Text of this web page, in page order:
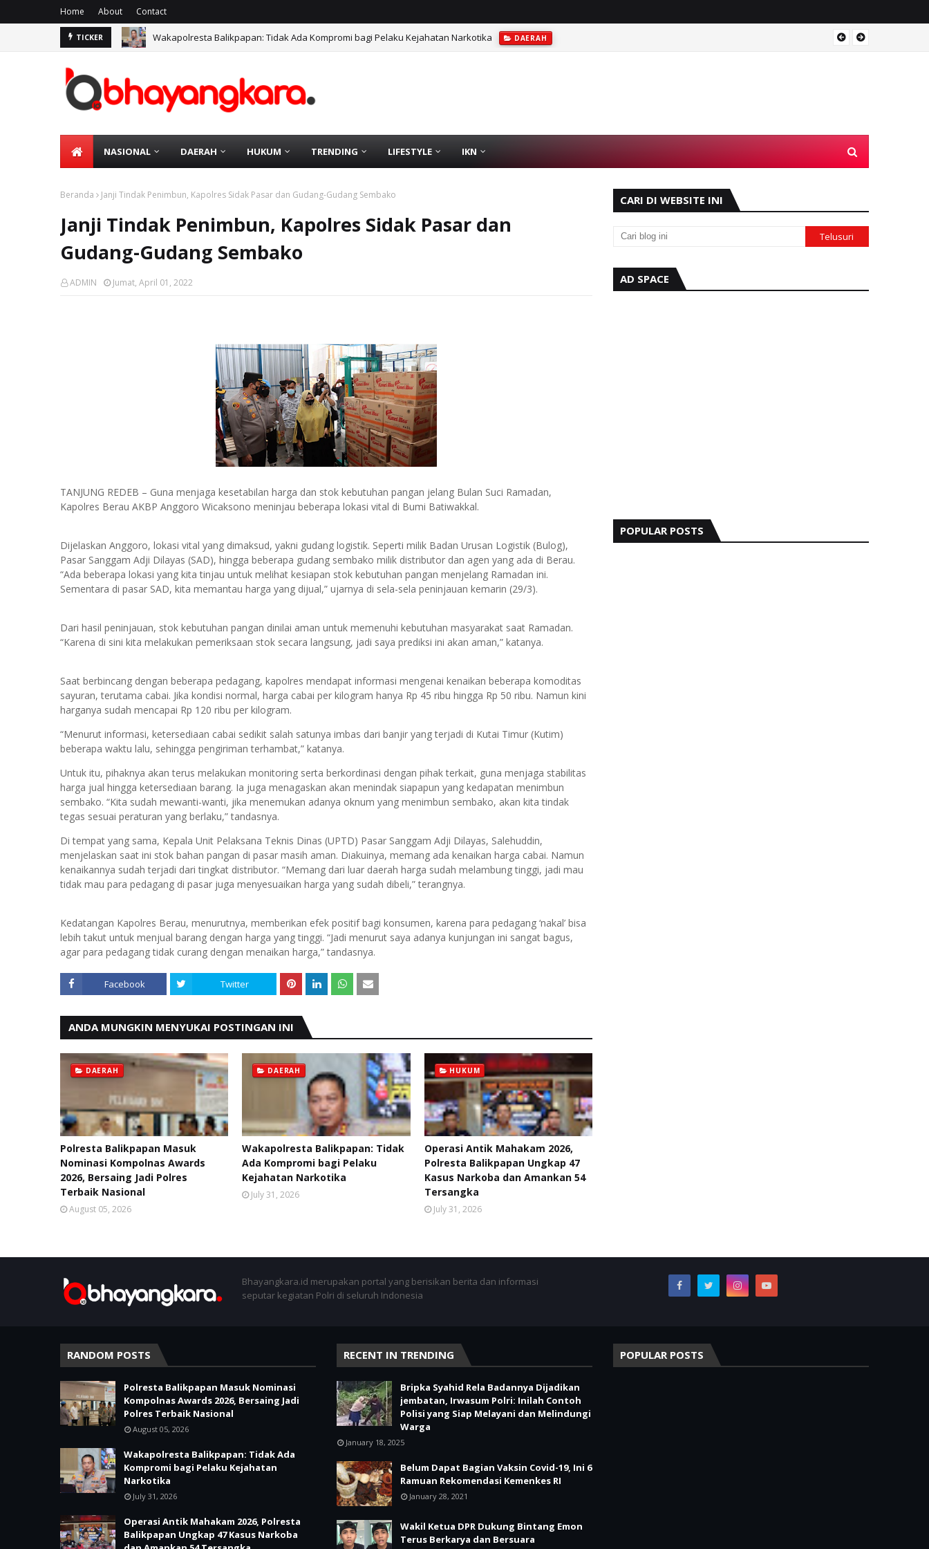
Home About Contact
TICKER Wakapolresta Balikpapan: Tidak Ada Kompromi bagi Pelaku Kejahatan Narkotika DAERAH
NASIONAL DAERAH HUKUM TRENDING LIFESTYLE IKN
Beranda Janji Tindak Penimbun, Kapolres Sidak Pasar dan Gudang-Gudang Sembako
Janji Tindak Penimbun, Kapolres Sidak Pasar dan
Gudang-Gudang Sembako
ADMIN Jumat, April 01, 2022
TANJUNG REDEB – Guna menjaga kesetabilan harga dan stok kebutuhan pangan jelang Bulan Suci Ramadan,
Kapolres Berau AKBP Anggoro Wicaksono meninjau beberapa lokasi vital di Bumi Batiwakkal.
Dijelaskan Anggoro, lokasi vital yang dimaksud, yakni gudang logistik. Seperti milik Badan Urusan Logistik (Bulog),
Pasar Sanggam Adji Dilayas (SAD), hingga beberapa gudang sembako milik distributor dan agen yang ada di Berau.
“Ada beberapa lokasi yang kita tinjau untuk melihat kesiapan stok kebutuhan pangan menjelang Ramadan ini.
Sementara di pasar SAD, kita memantau harga yang dijual,” ujarnya di sela-sela peninjauan kemarin (29/3).
Dari hasil peninjauan, stok kebutuhan pangan dinilai aman untuk memenuhi kebutuhan masyarakat saat Ramadan.
“Karena di sini kita melakukan pemeriksaan stok secara langsung, jadi saya prediksi ini akan aman,” katanya.
Saat berbincang dengan beberapa pedagang, kapolres mendapat informasi mengenai kenaikan beberapa komoditas
sayuran, terutama cabai. Jika kondisi normal, harga cabai per kilogram hanya Rp 45 ribu hingga Rp 50 ribu. Namun kini
harganya sudah mencapai Rp 120 ribu per kilogram.
“Menurut informasi, ketersediaan cabai sedikit salah satunya imbas dari banjir yang terjadi di Kutai Timur (Kutim)
beberapa waktu lalu, sehingga pengiriman terhambat,” katanya.
Untuk itu, pihaknya akan terus melakukan monitoring serta berkordinasi dengan pihak terkait, guna menjaga stabilitas
harga jual hingga ketersediaan barang. Ia juga menagaskan akan menindak siapapun yang kedapatan menimbun
sembako. “Kita sudah mewanti-wanti, jika menemukan adanya oknum yang menimbun sembako, akan kita tindak
tegas sesuai peraturan yang berlaku,” tandasnya.
Di tempat yang sama, Kepala Unit Pelaksana Teknis Dinas (UPTD) Pasar Sanggam Adji Dilayas, Salehuddin,
menjelaskan saat ini stok bahan pangan di pasar masih aman. Diakuinya, memang ada kenaikan harga cabai. Namun
kenaikannya sudah terjadi dari tingkat distributor. “Memang dari luar daerah harga sudah melambung tinggi, jadi mau
tidak mau para pedagang di pasar juga menyesuaikan harga yang sudah dibeli,” terangnya.
Kedatangan Kapolres Berau, menurutnya, memberikan efek positif bagi konsumen, karena para pedagang ‘nakal’ bisa
lebih takut untuk menjual barang dengan harga yang tinggi. “Jadi menurut saya adanya kunjungan ini sangat bagus,
agar para pedagang tidak curang dengan menaikan harga,” tandasnya.
Facebook Twitter
ANDA MUNGKIN MENYUKAI POSTINGAN INI
DAERAH
Polresta Balikpapan Masuk
Nominasi Kompolnas Awards
2026, Bersaing Jadi Polres
Terbaik Nasional
August 05, 2026
DAERAH
Wakapolresta Balikpapan: Tidak
Ada Kompromi bagi Pelaku
Kejahatan Narkotika
July 31, 2026
HUKUM
Operasi Antik Mahakam 2026,
Polresta Balikpapan Ungkap 47
Kasus Narkoba dan Amankan 54
Tersangka
July 31, 2026
CARI DI WEBSITE INI
AD SPACE
POPULAR POSTS
Bhayangkara.id merupakan portal yang berisikan berita dan informasi
seputar kegiatan Polri di seluruh Indonesia
RANDOM POSTS
Polresta Balikpapan Masuk Nominasi
Kompolnas Awards 2026, Bersaing Jadi
Polres Terbaik Nasional
August 05, 2026
Wakapolresta Balikpapan: Tidak Ada
Kompromi bagi Pelaku Kejahatan
Narkotika
July 31, 2026
Operasi Antik Mahakam 2026, Polresta
Balikpapan Ungkap 47 Kasus Narkoba
RECENT IN TRENDING
Bripka Syahid Rela Badannya Dijadikan
jembatan, Irwasum Polri: Inilah Contoh
Polisi yang Siap Melayani dan Melindungi
Warga
January 18, 2025
Belum Dapat Bagian Vaksin Covid-19, Ini 6
Ramuan Rekomendasi Kemenkes RI
January 28, 2021
Wakil Ketua DPR Dukung Bintang Emon
Terus Berkarya dan Bersuara
POPULAR POSTS